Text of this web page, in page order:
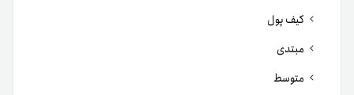
کیف پول
مبتدی
متوسط